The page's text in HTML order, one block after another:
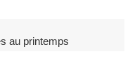
au printemps